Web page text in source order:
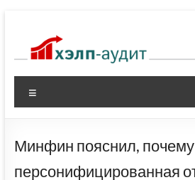
содержимому
Минфин пояснил, почему
персонифицированная